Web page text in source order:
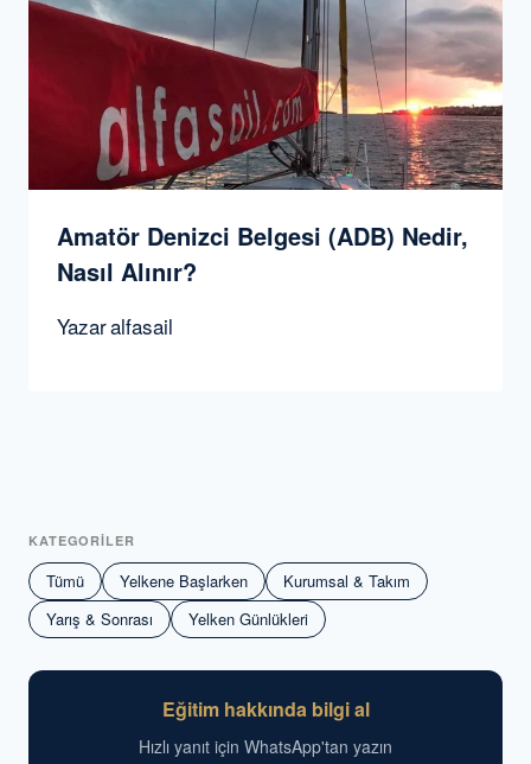
Amatör Denizci Belgesi (ADB) Nedir,
Nasıl Alınır?
Yazaralfasail
KATEGORİLER
Tümü Yelkene Başlarken
Kurumsal & Takım
Yarış & Sonrası
Yelken Günlükleri
Eğitim hakkında bilgi al
Hızlı yanıt için WhatsApp'tan yazın